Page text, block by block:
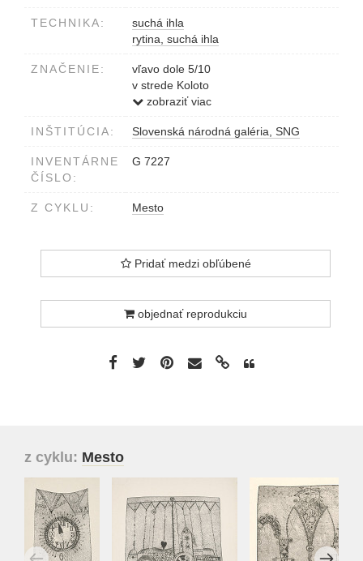
TECHNIKA:
suchá ihla
rytina, suchá ihla
ZNAČENIE:
vľavo dole 5/10
v strede Koloto
vpravo B.Votavov���� 69
zobraziť viac
INŠTITÚCIA: Slovenská národná galéria, SNG
INVENTÁRNE
ČÍSLO:
G 7227
Z CYKLU: Mesto
Pridať medzi obľúbené
objednať reprodukciu
z cyklu: Mesto